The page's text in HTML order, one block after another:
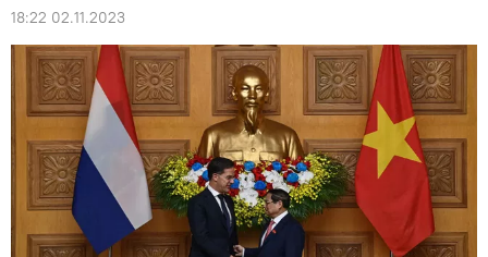
18:22 02.11.2023